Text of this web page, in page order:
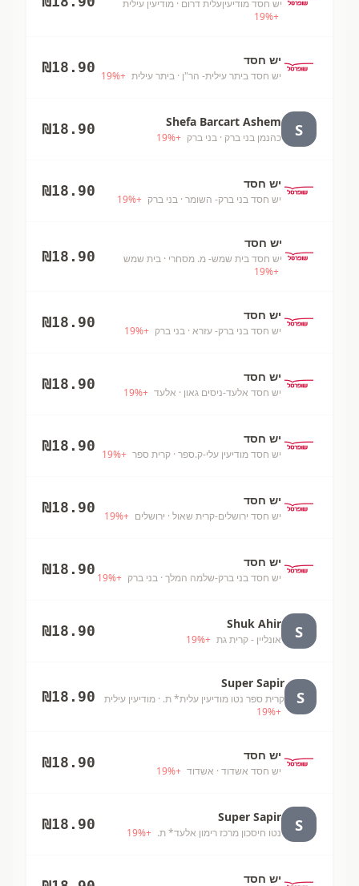
יש חסד מודיעיןעלית דרום · מודיעין עילית
+
19%
יש חסד
יש חסד ביתר עילית- הר"ן · ביתר עילית +
19%
₪18.90
S
Shefa Barcart Ashem
כהנמן בני ברק · בני ברק +
19%
₪18.90
יש חסד
יש חסד בני ברק- השומר · בני ברק +
19%
₪18.90
יש חסד
יש חסד בית שמש- מ. מסחרי · בית שמש
+
19%
₪18.90
יש חסד
יש חסד בני ברק- עזרא · בני ברק +
19%
₪18.90
יש חסד
יש חסד אלעד-ניסים גאון · אלעד +
19%
₪18.90
יש חסד
יש חסד מודיעין עלי-ק.ספר · קרית ספר +
19%
₪18.90
יש חסד
יש חסד ירושלים-קרית שאול · ירושלים +
19%
₪18.90
יש חסד
יש חסד בני ברק-שלמה המלך · בני ברק +
19%
₪18.90
S
Shuk Ahir
אונליין - קרית גת +
19%
₪18.90
S
Super Sapir
קרית ספר נטו מודיעין עלית* ת. · מודיעין עילית
+
19%
₪18.90
יש חסד
יש חסד אשדוד · אשדוד +
19%
₪18.90
S
Super Sapir
נטו חיסכון מרכז רימון אלעד* ת. +
19%
₪18.90
יש חסד